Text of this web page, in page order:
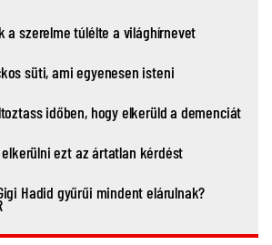
a szerelme túlélte a világhírnevet
süti, ami egyenesen isteni
időben, hogy elkerüld a demenciát
ezt az ártatlan kérdést
Hadid gyűrűi mindent elárulnak?